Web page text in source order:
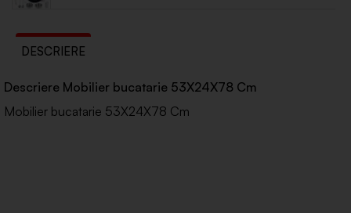
DESCRIERE
Descriere Mobilier bucatarie 53X24X78 Cm
Mobilier bucatarie 53X24X78 Cm